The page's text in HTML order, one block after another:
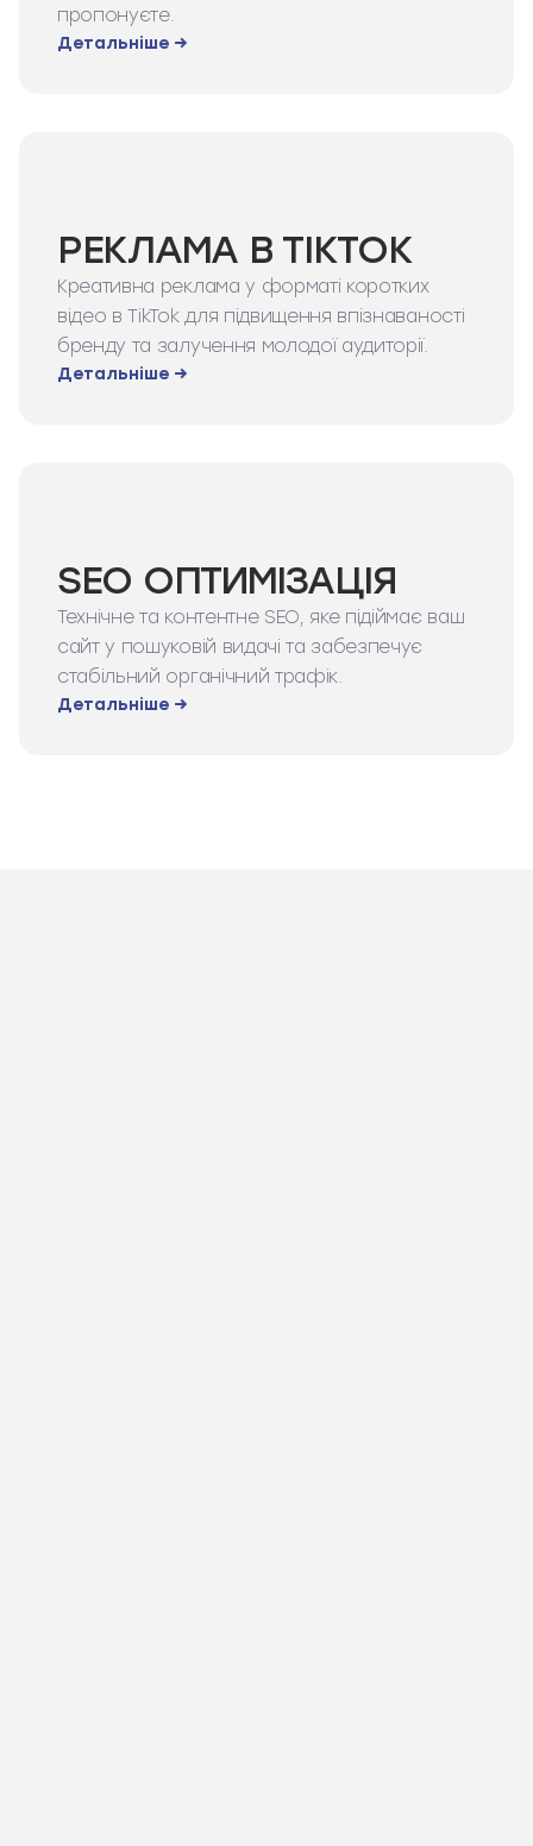
пропонуєте.
Детальніше →
РЕКЛАМА В TIKTOK
Креативна реклама у форматі коротких
відео в TikTok для підвищення впізнаваності
бренду та залучення молодої аудиторії.
Детальніше →
SEO ОПТИМІЗАЦІЯ
Технічне та контентне SEO, яке підіймає ваш
сайт у пошуковій видачі та забезпечує
стабільний органічний трафік.
Детальніше →